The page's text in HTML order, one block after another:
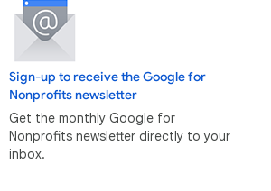
Sign-up to receive the Google for
Nonprofits newsletter
Get the monthly Google for
Nonprofits newsletter directly to your
inbox.